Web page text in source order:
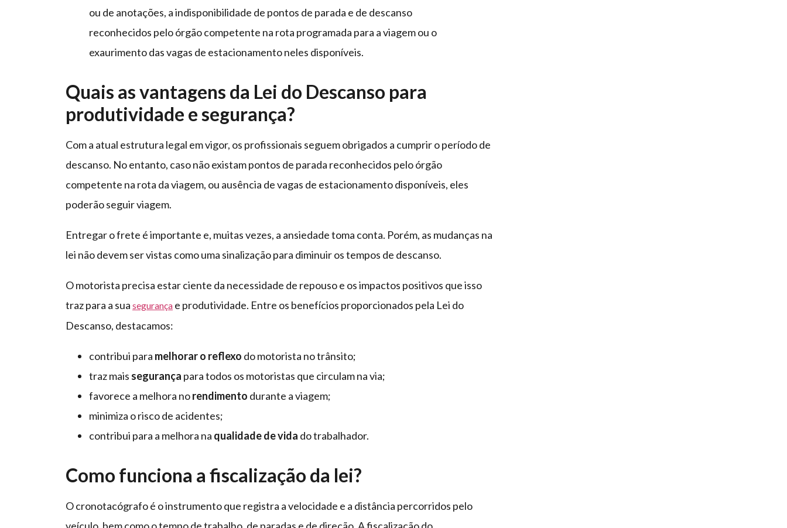
ou de anotações, a indisponibilidade de pontos de parada e de descanso
reconhecidos pelo órgão competente na rota programada para a viagem ou o
exaurimento das vagas de estacionamento neles disponíveis.
Quais as vantagens da Lei do Descanso para
produtividade e segurança?
Com a atual estrutura legal em vigor, os profissionais seguem obrigados a cumprir o período de
descanso. No entanto, caso não existam pontos de parada reconhecidos pelo órgão
competente na rota da viagem, ou ausência de vagas de estacionamento disponíveis, eles
poderão seguir viagem.
Entregar o frete é importante e, muitas vezes, a ansiedade toma conta. Porém, as mudanças na
lei não devem ser vistas como uma sinalização para diminuir os tempos de descanso.
O motorista precisa estar ciente da necessidade de repouso e os impactos positivos que isso
traz para a sua segurança e produtividade. Entre os benefícios proporcionados pela Lei do
Descanso, destacamos:
contribui para melhorar o reflexo do motorista no trânsito;
traz mais segurança para todos os motoristas que circulam na via;
favorece a melhora norendimento durante a viagem;
minimiza o risco de acidentes;
contribui para a melhora na qualidade de vida do trabalhador.
Como funciona a fiscalização da lei?
O cronotacógrafo é o instrumento que registra a velocidade e a distância percorridos pelo